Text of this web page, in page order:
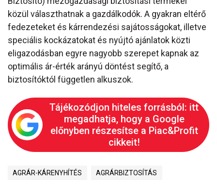
közül választhatnak a gazdálkodók. A gyakran eltérő
fedezeteket és kárrendezési sajátosságokat, illetve
speciális kockázatokat és nyújtó ajánlatok közti
eligazodásban egyre nagyobb szerepet kapnak az
optimális ár-érték arányú döntést segítő, a
biztosítóktól független alkuszok.
Tájékozódjon hiteles forrásból: itt
megadhatja, hogy a Google
előnyben részesítse a Piac&Profit
cikkeit!
AGRÁR-KÁRENYHÍTÉS AGRÁRBIZTOSÍTÁS